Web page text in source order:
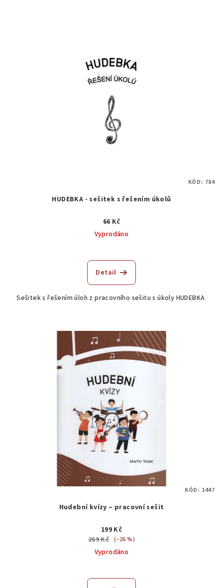
HUDEBKA - sešitek s řešením úkolů
66 Kč
Vyprodáno
Detail
Sešitek s řešením úloh z pracovního sešitu s úkoly HUDEBKA
KÓD: 784
Hudební kvízy – pracovní sešit
199 Kč
269 Kč (–26 %)
Vyprodáno
KÓD: 1447